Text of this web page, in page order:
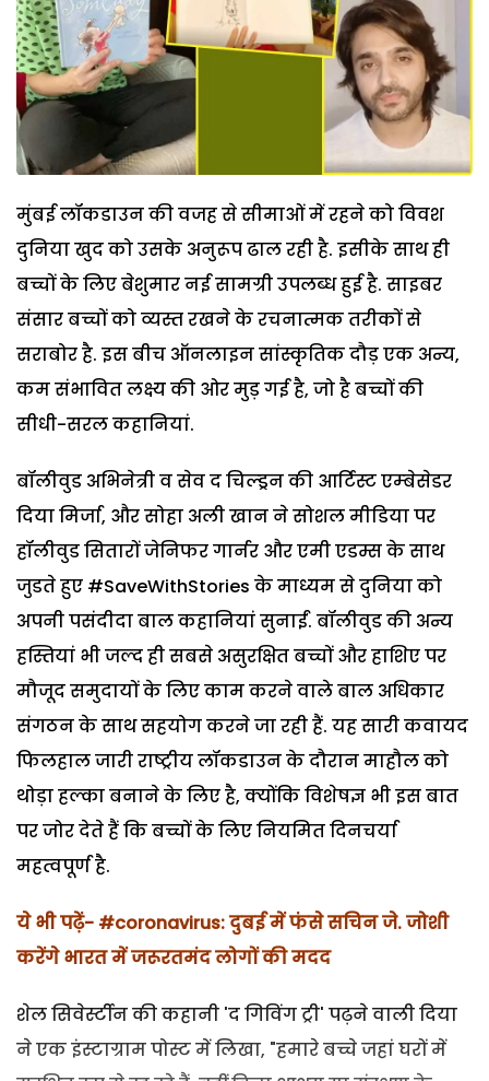
मुंबई लॉकडाउन की वजह से सीमाओं में रहने को विवश
दुनिया खुद को उसके अनुरूप ढाल रही है. इसीके साथ ही
बच्चों के लिए बेशुमार नई सामग्री उपलब्ध हुई है. साइबर
संसार बच्चों को व्यस्त रखने के रचनात्मक तरीकों से
सराबोर है. इस बीच ऑनलाइन सांस्कृतिक दौड़ एक अन्य,
कम संभावित लक्ष्य की ओर मुड़ गई है, जो है बच्चों की
सीधी-सरल कहानियां.
बॉलीवुड अभिनेत्री व सेव द चिल्ड्रन की आर्टिस्‍ट एम्‍बेसेडर
दिया मिर्जा, और सोहा अली खान ने सोशल मीडिया पर
हॉलीवुड सितारों जेनिफर गार्नर और एमी एडम्स के साथ
जुडते हुए #SaveWithStories के माध्यम से दुनिया को
अपनी पसंदीदा बाल कहानियां सुनाईं. बॉलीवुड की अन्य
हस्तियां भी जल्द ही सबसे असुरक्षित बच्चों और हाशिए पर
मौजूद समुदायों के लिए काम करने वाले बाल अधिकार
संगठन के साथ सहयोग करने जा रही हैं. यह सारी कवायद
फिलहाल जारी राष्ट्रीय लॉकडाउन के दौरान माहौल को
थोड़ा हल्का बनाने के लिए है, क्योंकि विशेषज्ञ भी इस बात
पर जोर देते हैं कि बच्चों के लिए नियमित दिनचर्या
महत्वपूर्ण है.
ये भी पढ़ें- #coronavirus: दुबई में फंसे सचिन जे. जोशी
करेंगे भारत में जरूरतमंद लोगों की मदद
शेल सिवेर्स्टीन की कहानी 'द गिविंग ट्री' पढ़ने वालीदिया
ने एक इंस्टाग्राम पोस्ट में लिखा, "हमारे बच्चे जहां घरों में